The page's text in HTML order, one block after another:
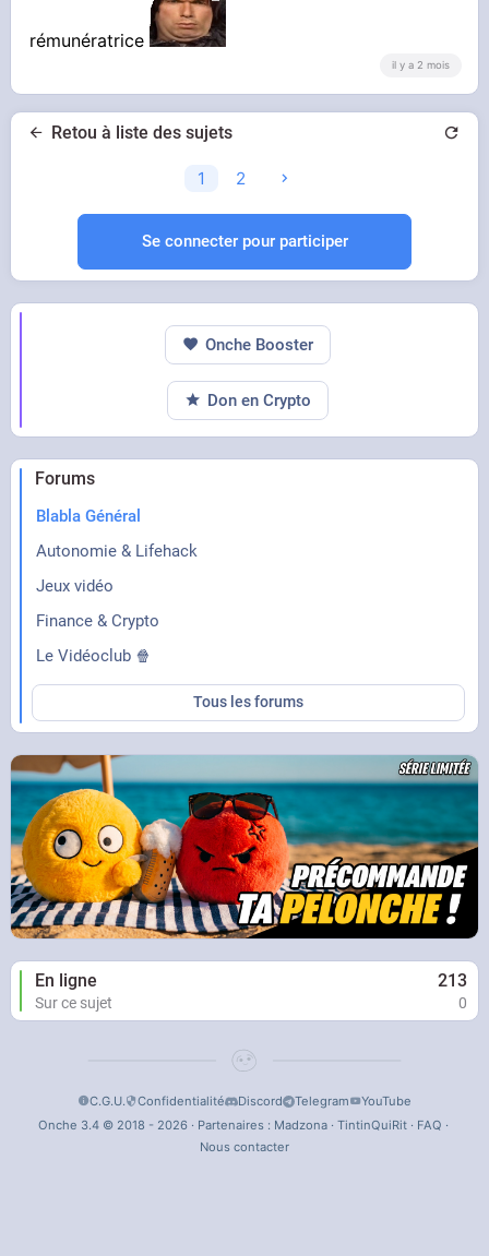
rémunératrice
il y a 2 mois
Retou à liste des sujets
1 2
Se connecter pour participer
Forums
Blabla Général
Autonomie & Lifehack
Jeux vidéo
Finance & Crypto
Le Vidéoclub 🍿
Tous les forums
En ligne 213
Sur ce sujet 0
Onche Booster
Don en Crypto
C.G.U. Confidentialité Discord Telegram
YouTube
Onche 3.4 © 2018 - 2026 · Partenaires : Madzona· TintinQuiRit· FAQ ·
Nous contacter